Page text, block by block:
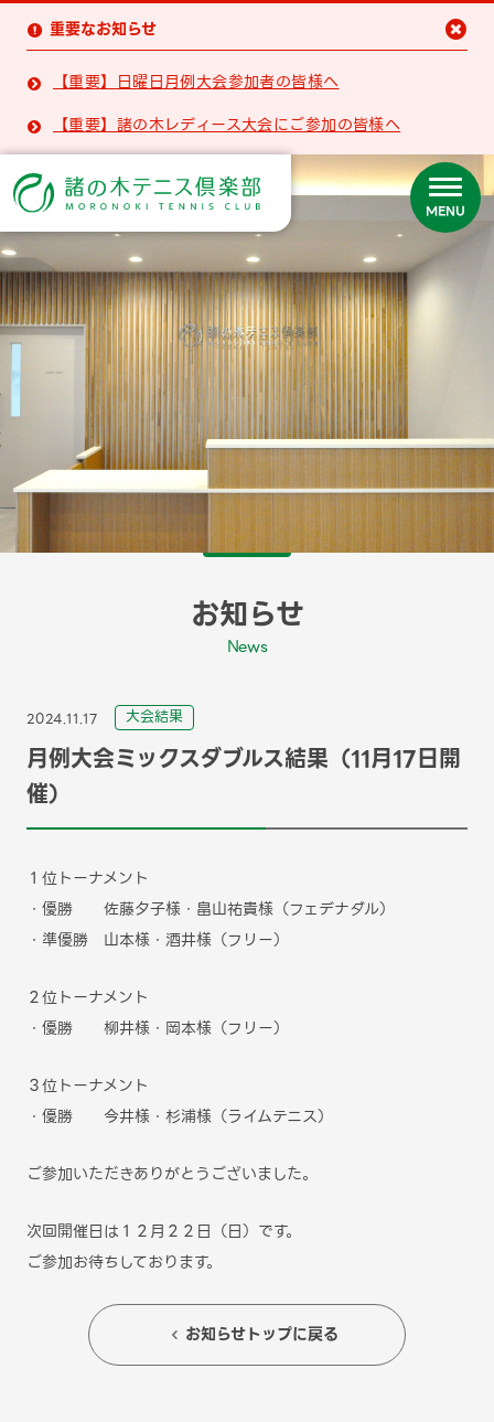
 重要なお知らせ
 【重要】日曜日月例大会参加者の皆様へ
 【重要】諸の木レディース大会にご参加の皆様へ

MENU
お知らせ
News
2024.11.17 ⼤会結果
月例大会ミックスダブルス結果（11月17日開
催）
１位トーナメント
・優勝 佐藤夕子様・畠山祐貴様（フェデナダル）
・準優勝 山本様・酒井様（フリー）
２位トーナメント
・優勝 柳井様・岡本様（フリー）
３位トーナメント
・優勝 今井様・杉浦様（ライムテニス）
ご参加いただきありがとうございました。
次回開催日は１２月２２日（日）です。
ご参加お待ちしております。
 お知らせトップに戻る